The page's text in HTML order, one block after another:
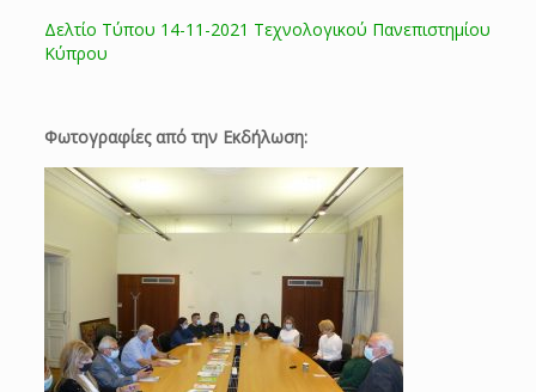
Δελτίο Τύπου 14-11-2021 Τεχνολογικού Πανεπιστημίου
Κύπρου
Φωτογραφίες από την Εκδήλωση: